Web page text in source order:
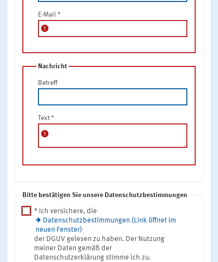
E-Mail *
error
Nachricht
Betreff
Text *
error
Bitte bestätigen Sie unsere Datenschutzbestimmungen
* Ich versichere, die
Datenschutzbestimmungen (Link öffnet im
neuen Fenster)
der DGUV gelesen zu haben. Der Nutzung
meiner Daten gemäß der
Datenschutzerklärung stimme ich zu.